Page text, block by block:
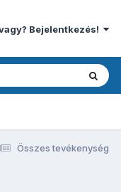
Bejelentkezés!
Összes tevékenység